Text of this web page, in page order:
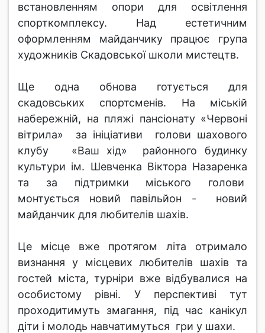
встановленням опори для освітлення
спорткомплексу. Над естетичним
оформленням майданчику працює група
художників Скадовської школи мистецтв.
Ще одна обнова готується для
скадовських спортсменів. На міській
набережній, на пляжі пансіонату «Червоні
вітрила» за ініціативи голови шахового
клубу «Ваш хід» районного будинку
культури ім. Шевченка Віктора Назаренка
та за підтримки міського голови
монтується новий павільйон - новий
майданчик для любителів шахів.
Це місце вже протягом літа отримало
визнання у місцевих любителів шахів та
гостей міста, турніри вже відбувалися на
особистому рівні. У перспективі тут
проходитимуть змагання, під час канікул
діти і молодь навчатимуться гри у шахи.